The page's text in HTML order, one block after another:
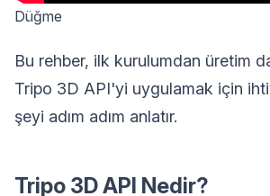
Düğme
Bu rehber, ilk kurulumdan üretim
Tripo 3D API'yi uygulamak için
şeyi adım adım anlatır.
Tripo 3D API Nedir?